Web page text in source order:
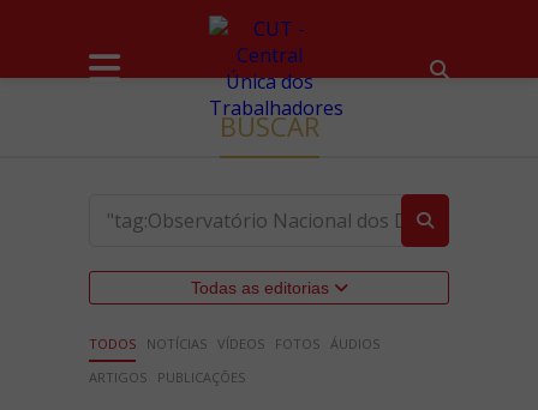
BUSCAR
Todas as editorias
TODOS NOTÍCIAS VÍDEOS FOTOS ÁUDIOS
ARTIGOS
PUBLICAÇÕES